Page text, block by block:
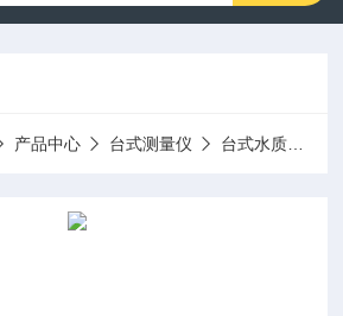
产品中心 台式测量仪 台式水质硬度仪